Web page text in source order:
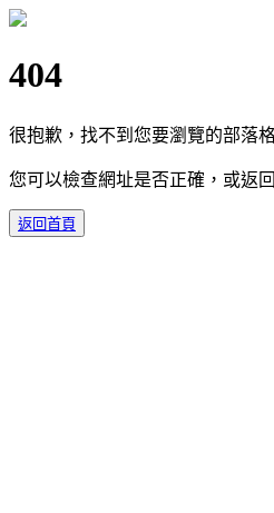
404
很抱歉，找不到您要瀏覽的部落
您可以檢查網址是否正確，或返
返回首頁